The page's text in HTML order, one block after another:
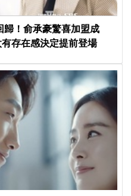
歸！俞承豪驚喜加盟成
有存在感決定提前登場